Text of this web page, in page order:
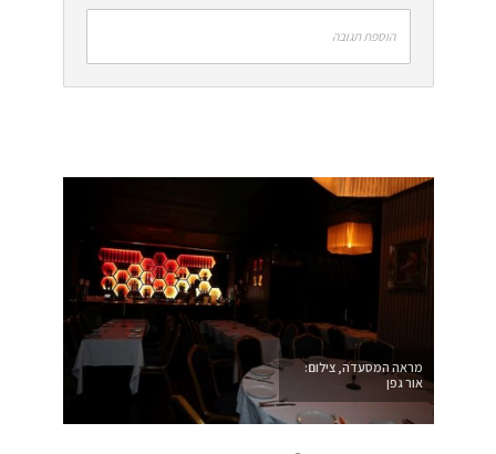
הוספת תגובה
מראה המסעדה, צילום:
אור גפן